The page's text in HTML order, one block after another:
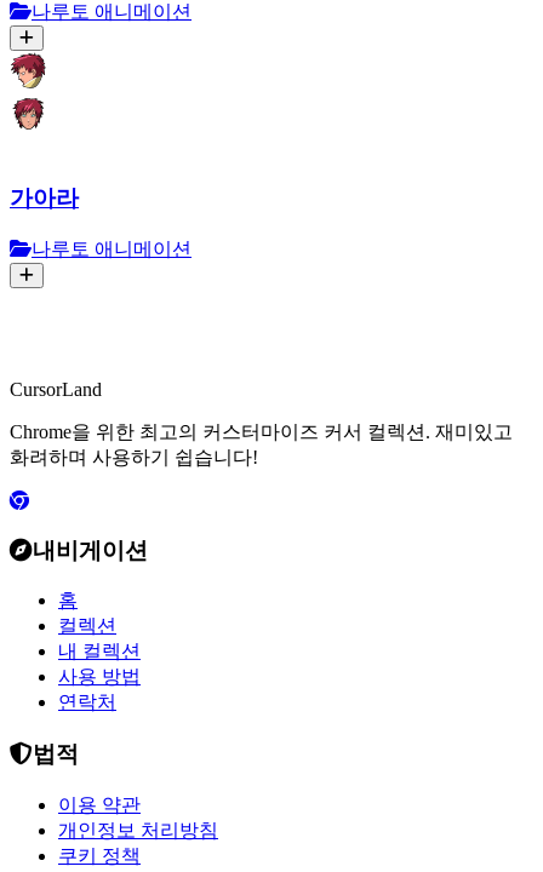
나루토 애니메이션
가아라
나루토 애니메이션
CursorLand
Chrome을 위한 최고의 커스터마이즈 커서 컬렉션. 재미있고
화려하며 사용하기 쉽습니다!
내비게이션
홈
컬렉션
내 컬렉션
사용 방법
연락처
법적
이용 약관
개인정보 처리방침
쿠키 정책